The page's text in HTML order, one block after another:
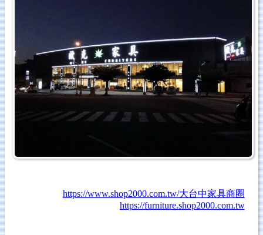
https://www.shop2000.com.tw/大台中家具商圈
https://furniture.shop2000.com.tw